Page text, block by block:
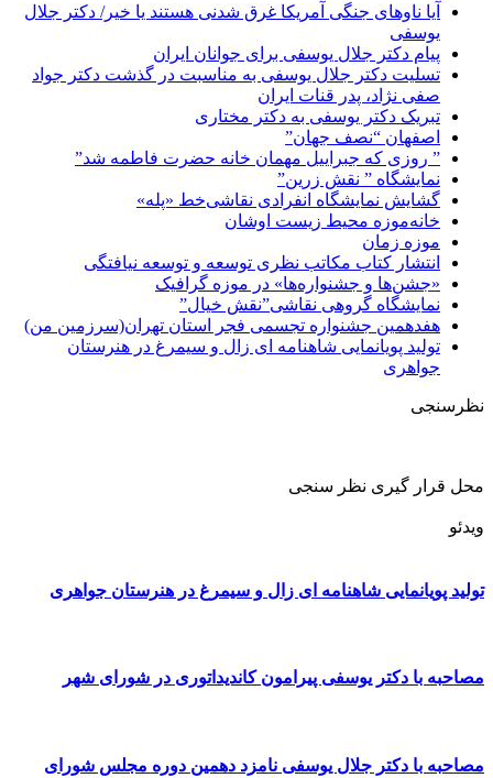
آیا ناوهای جنگی آمریکا غرق شدنی هستند یا خیر/ دکتر جلال
یوسفی
پیام دکتر جلال یوسفی برای جوانان ایران
تسلیت دکتر جلال یوسفی به مناسبت در گذشت دکتر جواد
صفی نژاد، پدر قنات ایران
تبریک دکتر یوسفی به دکتر مختاری
اصفهان “نصف جهان”
” روزی که جبراییل مهمان خانه حضرت فاطمه شد”
نمایشگاه ” نقش زرین”
گشایش نمایشگاه انفرادی نقاشی‌خط «پله»
خانه‌موزه محیط‌ زیست اوشان
موزه زمان
انتشار کتاب مکاتب نظری توسعه و توسعه نیافتگی
«جشن‌ها و جشنواره‌ها» در موزه گرافیک
نمایشگاه گروهی نقاشی”نقش خیال”
هفدهمین جشنواره تجسمی فجر استان تهران(سرزمین من)
تولید پویانمایی شاهنامه ای زال و سیمرغ در هنرستان
جواهری
نظرسنجی
محل قرار گیری نظر سنجی
ویدئو
تولید پویانمایی شاهنامه ای زال و سیمرغ در هنرستان جواهری
مصاحبه با دکتر یوسفی پیرامون کاندیداتوری در شورای شهر
مصاحبه با دکتر جلال یوسفی نامزد دهمین دوره مجلس شورای